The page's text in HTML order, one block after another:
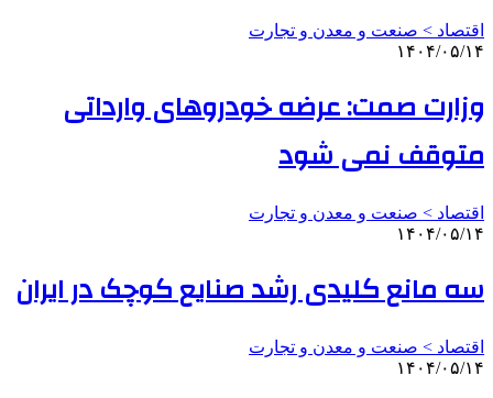
اقتصاد > صنعت و معدن و تجارت
۱۴۰۴/۰۵/۱۴
وزارت صمت: عرضه خودروهای وارداتی
متوقف نمی شود
اقتصاد > صنعت و معدن و تجارت
۱۴۰۴/۰۵/۱۴
سه مانع کلیدی رشد صنایع کوچک در ایران
اقتصاد > صنعت و معدن و تجارت
۱۴۰۴/۰۵/۱۴